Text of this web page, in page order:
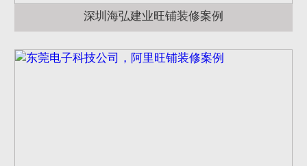
深圳海弘建业旺铺装修案例